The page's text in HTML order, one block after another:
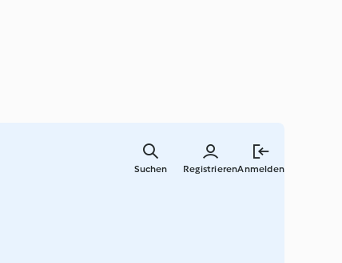
springen
RegistrierenAnmelden
Suchen